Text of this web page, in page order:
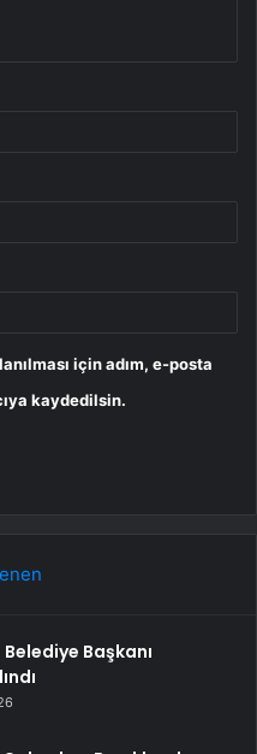
için adım, e-posta
kaydedilsin.
Başkanı